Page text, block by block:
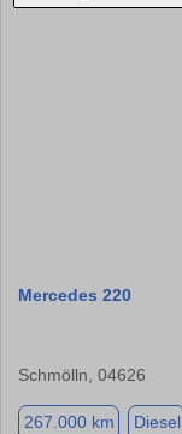
Mercedes 220
Schmölln, 04626
267.000 km Diesel